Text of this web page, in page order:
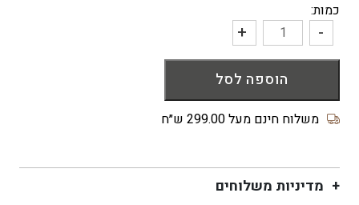
כמות:
כמות
של
מעוטרת
בפרחים
-
+
הוספה לסל
משלוח חינם מעל 299.00 ש״ח
מדיניות משלוחים